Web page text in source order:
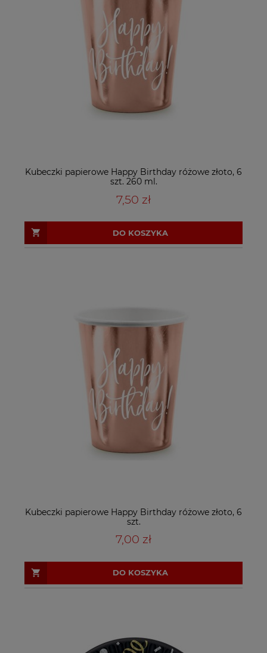
Kubeczki papierowe Happy Birthday różowe złoto, 6
szt. 260 ml.
7,50 zł
DO KOSZYKA
Kubeczki papierowe Happy Birthday różowe złoto, 6
szt.
7,00 zł
DO KOSZYKA